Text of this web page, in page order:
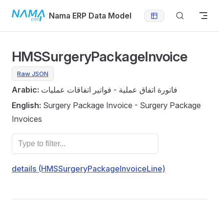
Skip to contentNama ERP Data Model
HMSSurgeryPackageInvoice
Raw JSON
Arabic: فاتورة اتفاق عملية - فواتير اتفاقات عمليات
English: Surgery Package Invoice - Surgery Package
Invoices
details (HMSSurgeryPackageInvoiceLine)